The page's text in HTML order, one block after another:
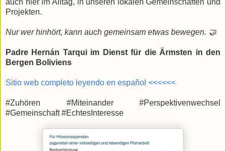
auch hier im Alltag, in unseren lokalen Gemeinschaften und
Projekten.
Nur wer hinhört, kann auch gemeinsam etwas bewegen. 🤝
Padre Hernán Tarqui im Dienst für die Ärmsten in den
Bergen Boliviens
Sitio web completo leyendo en español <<<<<<
​#Zuhören #Miteinander #Perspektivenwechsel
#Gemeinschaft #EchtesInteresse